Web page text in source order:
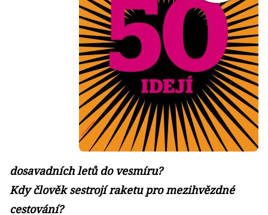
dosavadních letů do vesmíru?
Kdy člověk sestrojí raketu pro mezihvězdné
cestování?